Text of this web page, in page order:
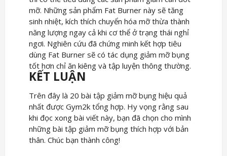
mỡ. Những sản phẩm Fat Burner này sẽ tăng
sinh nhiệt, kích thích chuyển hóa mỡ thừa thành
năng lượng ngay cả khi cơ thể ở trạng thái nghỉ
ngơi. Nghiên cứu đã chứng minh kết hợp tiêu
dùng Fat Burner sẽ có tác dụng giảm mỡ bụng
tốt hơn chỉ ăn kiêng và tập luyện thông thường.
KẾT LUẬN
Trên đây là 20 bài tập giảm mỡ bụng hiệu quả
nhất được Gym2k tổng hợp. Hy vọng rằng sau
khi đọc xong bài viết này, bạn đã chọn cho mình
những bài tập giảm mỡ bụng thích hợp với bản
thân. Chúc bạn thành công!